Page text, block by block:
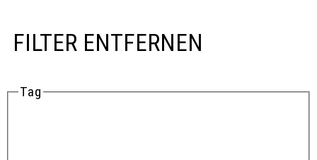
FILTER ENTFERNEN
Tag